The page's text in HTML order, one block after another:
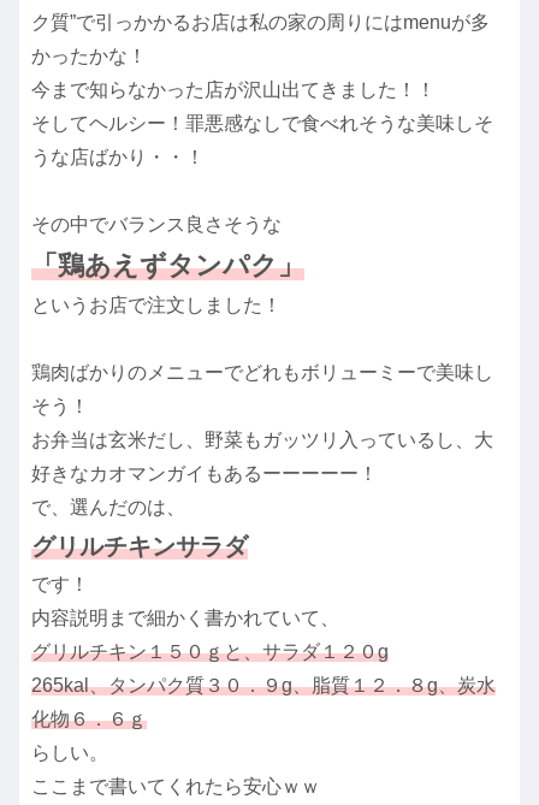
ク質”で引っかかるお店は私の家の周りにはmenuが多
かったかな！
今まで知らなかった店が沢山出てきました！！
そしてヘルシー！罪悪感なしで食べれそうな美味しそ
うな店ばかり・・！
その中でバランス良さそうな
「鶏あえずタンパク」
というお店で注文しました！
鶏肉ばかりのメニューでどれもボリューミーで美味し
そう！
お弁当は玄米だし、野菜もガッツリ入っているし、大
好きなカオマンガイもあるーーーーー！
で、選んだのは、
グリルチキンサラダ
です！
内容説明まで細かく書かれていて、
グリルチキン１５０ｇと、サラダ１２０g
265kal、タンパク質３０．９g、脂質１２．８g、炭水
化物６．６ｇ
らしい。
ここまで書いてくれたら安心ｗｗ